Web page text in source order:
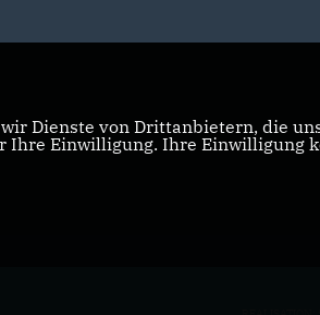
Dienste von Drittanbietern, die
Ihre Einwilligung. Ihre Einwilligung